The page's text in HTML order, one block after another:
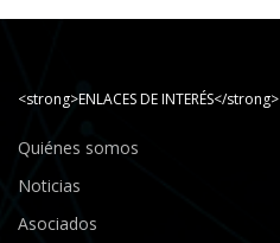
<strong>ENLACES DE INTERÉS</strong>
Quiénes somos
Noticias
Asociados